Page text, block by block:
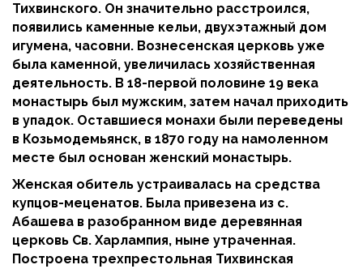
Тихвинского. Он значительно расстроился,
появились каменные кельи, двухэтажный дом
игумена, часовни. Вознесенская церковь уже
была каменной, увеличилась хозяйственная
деятельность. В 18-первой половине 19 века
монастырь был мужским, затем начал приходить
в упадок. Оставшиеся монахи были переведены
в Козьмодемьянск, в 1870 году на намоленном
месте был основан женский монастырь.
Женская обитель устраивалась на средства
купцов-меценатов. Была привезена из с.
Абашева в разобранном виде деревянная
церковь Св. Харлампия, ныне утраченная.
Построена трехпрестольная Тихвинская